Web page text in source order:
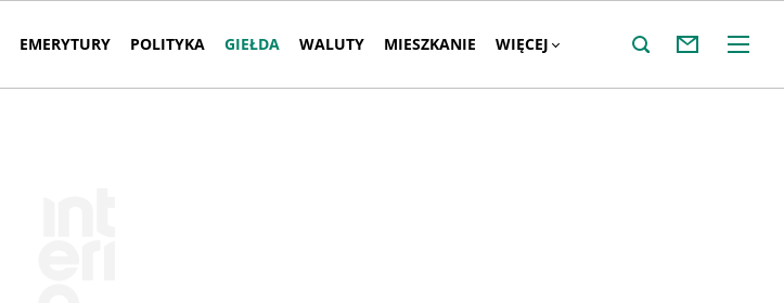
EMERYTURY POLITYKA GIEŁDA WALUTY MIESZKANIE WIĘCEJ